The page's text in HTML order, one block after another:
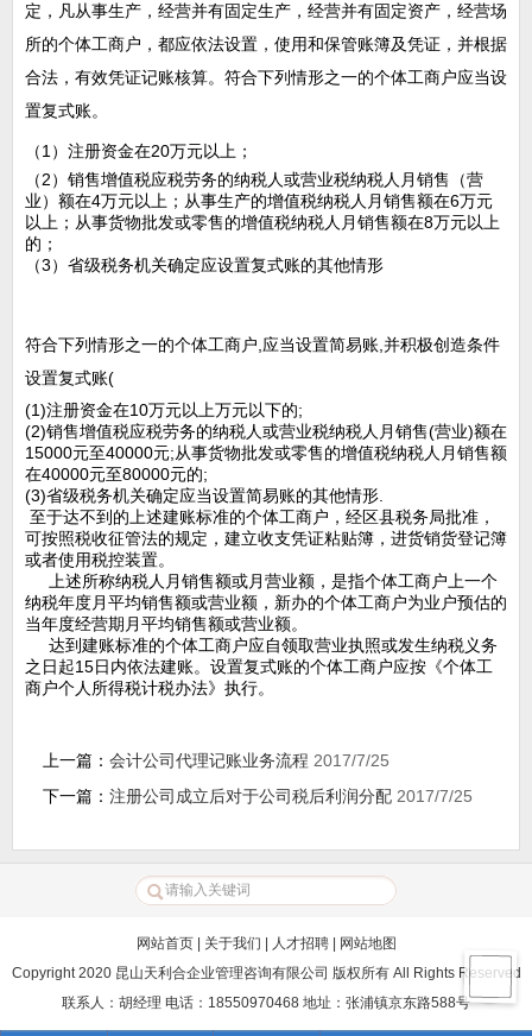
定，凡从事生产，经营并有固定生产，经营并有固定资产，经营场
所的个体工商户，都应依法设置，使用和保管账簿及凭证，并根据
合法，有效凭证记账核算。符合下列情形之一的个体工商户应当设
置复式账。
（1）注册资金在20万元以上；
（2）销售增值税应税劳务的纳税人或营业税纳税人月销售（营
业）额在4万元以上；从事生产的增值税纳税人月销售额在6万元
以上；从事货物批发或零售的增值税纳税人月销售额在8万元以上
的；
（3）省级税务机关确定应设置复式账的其他情形
符合下列情形之一的个体工商户,应当设置简易账,并积极创造条件
设置复式账(
(1)注册资金在10万元以上万元以下的;
(2)销售增值税应税劳务的纳税人或营业税纳税人月销售(营业)额在
15000元至40000元;从事货物批发或零售的增值税纳税人月销售额
在40000元至80000元的;
(3)省级税务机关确定应当设置简易账的其他情形.
至于达不到的上述建账标准的个体工商户，经区县税务局批准，
可按照税收征管法的规定，建立收支凭证粘贴簿，进货销货登记簿
或者使用税控装置。
上述所称纳税人月销售额或月营业额，是指个体工商户上一个
纳税年度月平均销售额或营业额，新办的个体工商户为业户预估的
当年度经营期月平均销售额或营业额。
达到建账标准的个体工商户应自领取营业执照或发生纳税义务
之日起15日内依法建账。设置复式账的个体工商户应按《个体工
商户个人所得税计税办法》执行。
上一篇： 会计公司代理记账业务流程 2017/7/25
下一篇： 注册公司成立后对于公司税后利润分配 2017/7/25
网站首页| 关于我们 人才招聘|
网站地图
Copyright 2020 昆山天利合企业管理咨询有限公司 版权所有 All Rights Reserved
联系人：胡经理 电话：18550970468 地址：张浦镇京东路588号